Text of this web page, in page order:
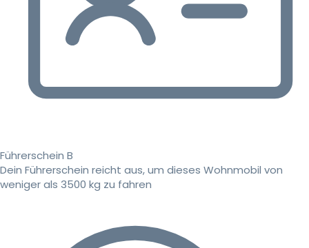
Führerschein B
Dein Führerschein reicht aus, um dieses Wohnmobil von
weniger als 3500 kg zu fahren